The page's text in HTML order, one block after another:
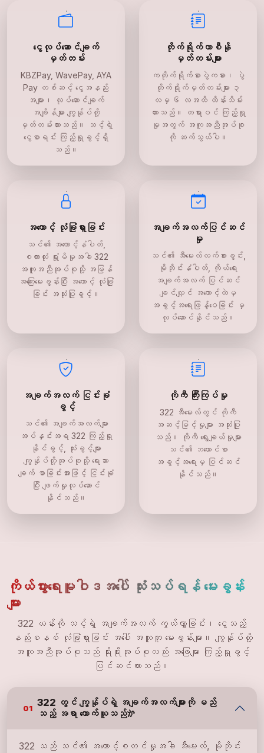
ငွေလုပ်ဆောင်ချက်
မှတ်တမ်း
KBZPay, WavePay, AYA
Pay တစ်ဆင့် ငွေအနည်း
အများ၊ လုပ်ဆောင်ချက်
အချိန်များ ကျွန်ုပ်တို့
မှတ်တမ်းထားသည်။ သင့်ရဲ့
ငွေစာရင်း ကြည့်ရှုခွင့်ရှိ
သည်။
တိုက်ရိုက်ကာစီနို
မှတ်တမ်းများ
ကတိုက်ရိုက်စားပွဲကစား၊ ပွဲ
တိုက်ရိုက်မှတ်တမ်းများ ၃
လမှ ၆ လအထိ ထိန်းသိမ်း
ထားသည်။ တရားဝင် ကြည့်ရှု
မှုအတွက် အကူအညီအုပ်စု
ကို ဆက်သွယ်ပါ။
အကောင့် လုံခြုံရှားခြင်း
သင်၏ အကောင့်နံပါတ်,
စကားလုံး ရှုံးမိမှုအခါ 322
အကူအညီအုပ်စုသို့ အမြန်
အကြေးမေးခွန်းပြီး အကောင့် လုံခြုံ
ခြင်း အသုံးပြုခွင့်။
အချက်အလက်ပြင်ဆင်
မှု
သင်၏ အီမေးလ်လက်စားခွင်း,
မိုဘိုင်းနံပါတ်, ကိုယ်ရေး
အချက်အလက် ပြင်ဆင်
ချင်လျှင် အကောင့်ထဲမှ
အခွင့်အရေးဖြန့်ဝေခြင်း မှ
လုပ်ဆောင်နိုင်သည်။
အချက်အလက် ငြင်းခုံ
ခွင့်
သင်၏ အချက်အလက်များ
အပ်နှင်းအရ 322 ကြည့်ရှု
နိုင်ခွင့်, သုံးခွင့်များ
ကျွန်ုပ်တို့အုပ်စုသို့ ရေးသား
ချက် စာခြင်းအားဖြင့် ငြင်းခုံ
ပြီး ဖျက်မှုလုပ်ဆောင်
နိုင်သည်။
ကိုကီ ကြီးကြပ်မှု
322 အီမေးလ်တွင် ကိုကီ
အဆင့်မြင့်မှုများ အသုံးပြု
သည်။ ကိုကီ ရွေးချယ်မှုများ
သင်၏ ဘယောင်စာ
အခွင့်အရေးမှ ပြင်ဆင်
နိုင်သည်။
ကိုယ်ပွားရေးမူဝါဒအပေါ် သုံးသပ်ရန် မေးခွန်း
များ
322 ယန်းကို သင့်ရဲ့ အချက်အလက် ကွယ်လွှာခြင်း၊ ငွေသည့်
နည်းစနစ် လုံခြုံရှားခြင်း အပေါ် အတူတူ မေးခွန်းများ။ ကျွန်ုပ်တို့
အကူအညီအုပ်စုသည် ရိုးရိုးအုပ်စုလည်း အဖြေများ ကြည့်ရှုခွင့်
ပြင်ဆင်ထားသည်။
01 322 တွင် ကျွန်ုပ်ရဲ့ အချက်အလက်များကို မည်
သည့် အရာ ကောက်ယူသည်か
322 သည် သင်၏ အကောင့်စတင်မှုအခါ အီမေးလ်, မိုဘိုင်း